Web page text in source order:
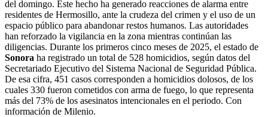
del domingo. Este hecho ha generado reacciones de alarma entre
residentes de Hermosillo, ante la crudeza del crimen y el uso de un
espacio público para abandonar restos humanos. Las autoridades
han reforzado la vigilancia en la zona mientras continúan las
diligencias. Durante los primeros cinco meses de 2025, el estado de
Sonora ha registrado un total de 528 homicidios, según datos del
Secretariado Ejecutivo del Sistema Nacional de Seguridad Pública.
De esa cifra, 451 casos corresponden a homicidios dolosos, de los
cuales 330 fueron cometidos con arma de fuego, lo que representa
más del 73% de los asesinatos intencionales en el periodo. Con
información de Milenio.